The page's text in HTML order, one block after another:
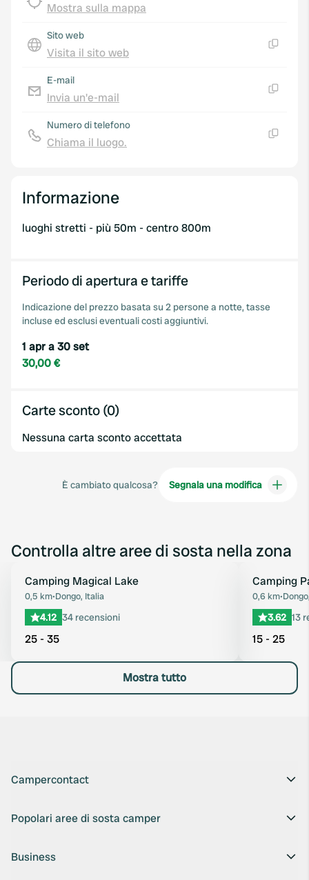
Mostra sulla mappa
Sito web
Visita il sito web
E-mail
Invia un'e-mail
Numero di telefono
Chiama il luogo.
Informazione
luoghi stretti - più 50m - centro 800m
Periodo di apertura e tariffe
Indicazione del prezzo basata su 2 persone a notte, tasse
incluse ed esclusi eventuali costi aggiuntivi.
1 apr a 30 set
30,00 €
Carte sconto (0)
Nessuna carta sconto accettata
È cambiato qualcosa? Segnala una modifica
Controlla altre aree di sosta nella zona
Preferito
Camping Magical Lake
0,5 km•Dongo, Italia
4.12 34 recensioni
25 - 35
Camping
0,6 km•
3.62 13
15 - 25
Mostra tutto
Campercontact
Popolari aree di sosta camper
Business